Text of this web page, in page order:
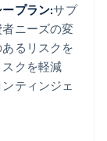
プラン:サプ
者ニーズの変
るリスクを
クを軽減
ティンジェ